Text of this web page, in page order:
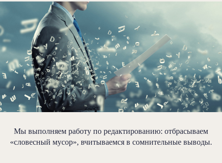
Мы выполняем работу по редактированию: отбрасываем
«словесный мусор», вчитываемся в сомнительные выводы.